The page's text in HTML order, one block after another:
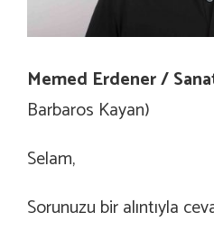
Memed Erdener /
Barbaros Kayan)
Selam,
Sorunuzu bir alıntıyla